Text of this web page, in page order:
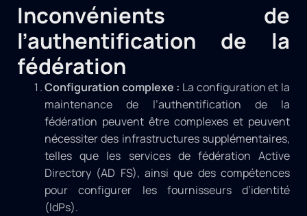
Inconvénients de
l’authentification de la
fédération
Configuration complexe : La configuration et la
maintenance de l’authentification de la
fédération peuvent être complexes et peuvent
nécessiter des infrastructures supplémentaires,
telles que les services de fédération Active
Directory (AD FS), ainsi que des compétences
pour configurer les fournisseurs d’identité
(IdPs).